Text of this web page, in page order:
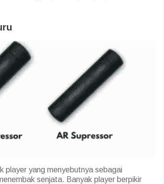
player yang menyebutnya sebagai
senjata. Banyak player berpikir